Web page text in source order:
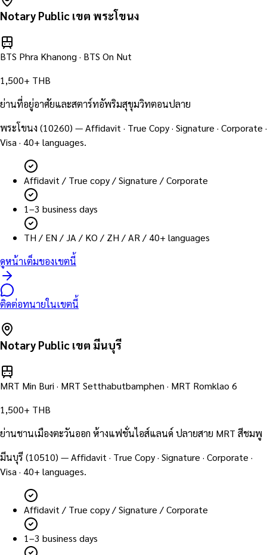
Notary Public เขต พระโขนง
BTS Phra Khanong · BTS On Nut
1,500+ THB
ย่านที่อยู่อาศัยและสตาร์ทอัพริมสุขุมวิทตอนปลาย
พระโขนง (10260) — Affidavit · True Copy · Signature · Corporate ·
Visa · 40+ languages.
Affidavit / True copy / Signature / Corporate
1–3 business days
TH / EN / JA / KO / ZH / AR / 40+ languages
ดูหน้าเต็มของเขตนี้
ติดต่อทนายในเขตนี้
Notary Public เขต มีนบุรี
MRT Min Buri · MRT Setthabutbamphen · MRT Romklao 6
1,500+ THB
ย่านชานเมืองตะวันออก ห้างแฟชั่นไอส์แลนด์ ปลายสาย MRT สีชมพู
มีนบุรี(10510) — Affidavit · True Copy · Signature · Corporate ·
Visa · 40+ languages.
Affidavit / True copy / Signature / Corporate
1–3 business days